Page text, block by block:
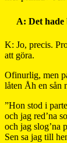
A: Det hade
K: Jo, precis.
att göra.
Ofinurlig, men
låten Åh en sån
”Hon stod i
och jag red’na
och jag slog’na
Sen sa jag till